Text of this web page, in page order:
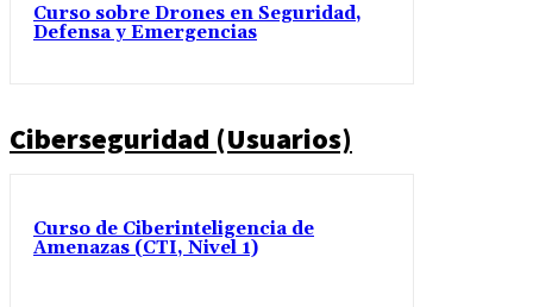
Curso sobre Drones en Seguridad,
Defensa y Emergencias
Ciberseguridad (Usuarios)
Curso de Ciberinteligencia de
Amenazas (CTI, Nivel 1)